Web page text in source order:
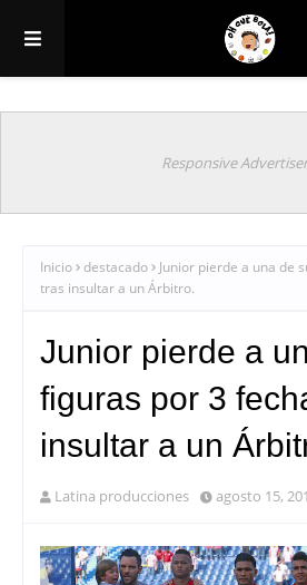
Responsive
Inicio destacado
Junior pierde a una de
tras insultar a un Árbitro.
Junior pierde a
figuras por 3
insultar a un
Latina producciones agosto 15,